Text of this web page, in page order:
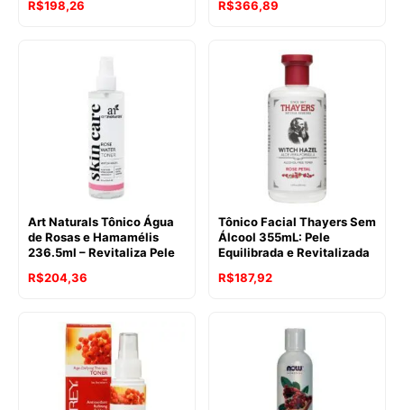
R$198,26
R$366,89
Art Naturals Tônico Água
de Rosas e Hamamélis
236.5ml – Revitaliza Pele
R$204,36
Tônico Facial Thayers Sem
Álcool 355mL: Pele
Equilibrada e Revitalizada
R$187,92